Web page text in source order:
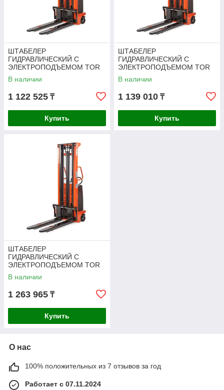
ШТАБЕЛЕР
ГИДРАВЛИЧЕСКИЙ С
ЭЛЕКТРОПОДЪЕМОМ TOR
15/30, 1,5 Т 3,0 М (CTD)
В наличии
1 122 525 ₸
Купить
ШТАБЕЛЕР
ГИДРАВЛИЧЕСКИЙ С
ЭЛЕКТРОПОДЪЕМОМ TOR
15/35, 1,5 Т 3,5 М (CTD)
В наличии
1 139 010 ₸
Купить
ШТАБЕЛЕР
ГИДРАВЛИЧЕСКИЙ С
ЭЛЕКТРОПОДЪЕМОМ TOR
20/20, 2,0 Т 2,0 М (CTD)
В наличии
1 263 965 ₸
Купить
О нас
100% положительных из 7 отзывов за год
Работает с 07.11.2024